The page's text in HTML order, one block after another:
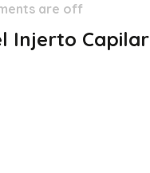
are off
Injerto